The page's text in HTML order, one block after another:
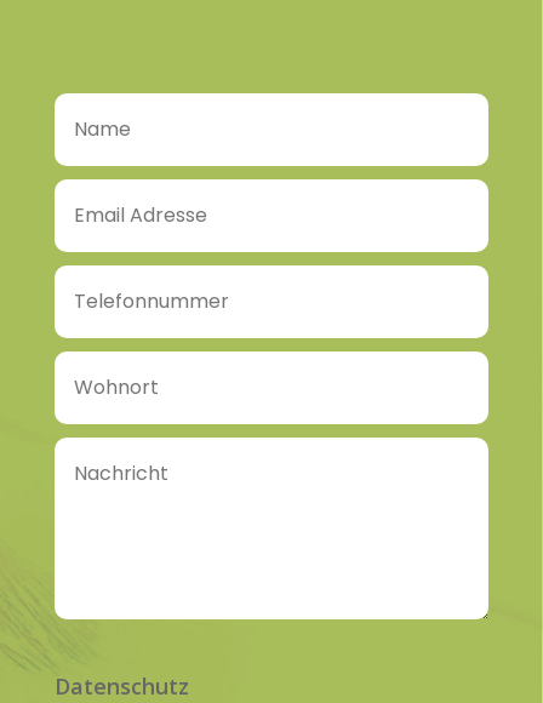
Datenschutz